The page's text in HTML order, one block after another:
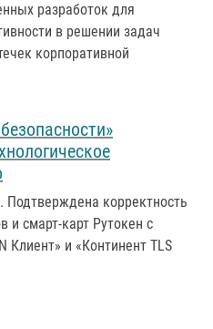
разработок для
в решении задач
корпоративной
. Подтверждена корректность
и смарт-карт Рутокен с
Клиент» и «Континент TLS